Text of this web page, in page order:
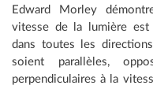
Edward Morley
vitesse de la lumière est
dans toutes les
soient parallèles,
perpendiculaires à la